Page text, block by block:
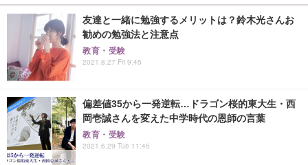
友達と一緒に勉強するメリットは？鈴木光さんお
勧めの勉強法と注意点
教育・受験
2021.8.27 Fri 9:45
偏差値35から一発逆転…ドラゴン桜的東大生・西
岡壱誠さんを変えた中学時代の恩師の言葉
教育・受験
2021.6.29 Tue 11:45